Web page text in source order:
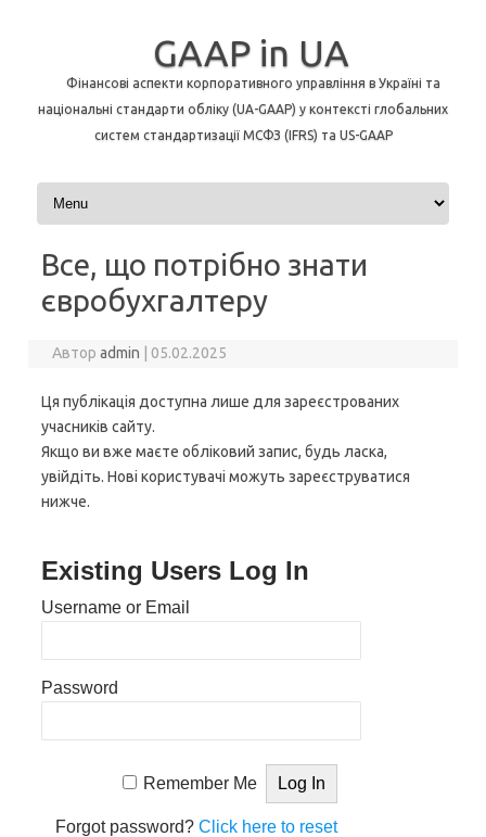
GAAP in UA
Фінансові аспекти корпоративного управління в Україні та
національні стандарти обліку (UA-GAAP) у контексті глобальних
систем стандартизації МСФЗ (IFRS) та US-GAAP
Перейти до контенту
Все, що потрібно знати
євробухгалтеру
Авторadmin 05.02.2025
Ця публікація доступна лише для зареєстрованих
учасників сайту.
Якщо ви вже маєте обліковий запис, будь ласка,
увійдіть. Нові користувачі можуть зареєструватися
нижче.
Existing Users Log In
Username or Email
Password
Remember Me
Forgot password?Click here to reset